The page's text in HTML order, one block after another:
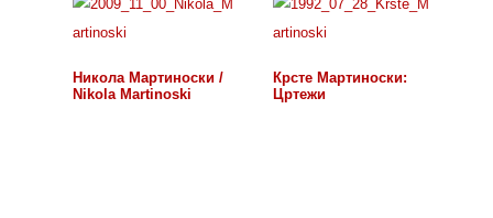
Никола Мартиноски /
Nikola Martinoski
Крсте Мартиноски:
Цртежи